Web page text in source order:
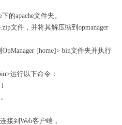
的apache文件夹。
文件，并将其解压缩到opmanager
[home]> bin文件夹并执行
运行以下命令：
i
接到Web客户端，